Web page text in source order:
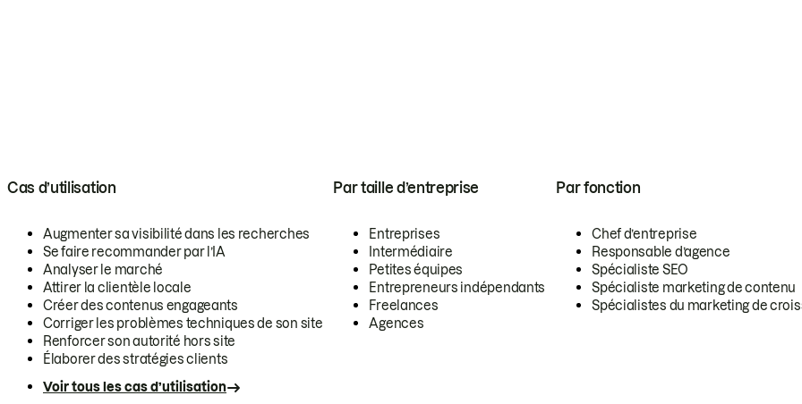
Cas d’utilisation
Augmenter sa visibilité dans les recherches
Se faire recommander par l’IA
Analyser le marché
Attirer la clientèle locale
Créer des contenus engageants
Corriger les problèmes techniques de son site
Renforcer son autorité hors site
Élaborer des stratégies clients
Voir tous les cas d’utilisation
Par taille d’entreprise
Entreprises
Intermédiaire
Petites équipes
Entrepreneurs indépendants
Freelances
Agences
Par fonction
Chef d’entreprise
Responsable d’agence
Spécialiste SEO
Spécialiste marketing de contenu
Spécialistes du marketing de